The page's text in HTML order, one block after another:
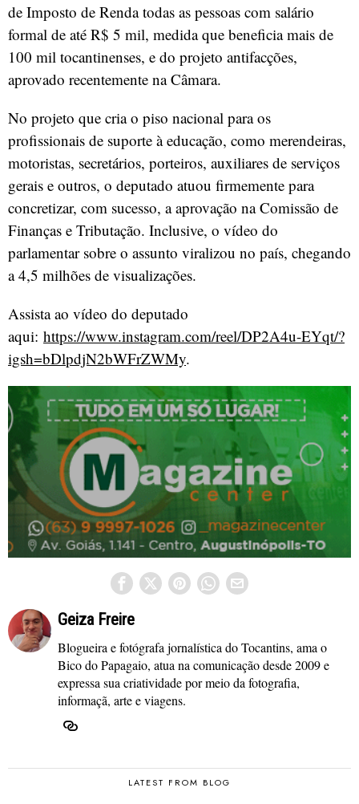
de Imposto de Renda todas as pessoas com salário
formal de até R$ 5 mil, medida que beneficia mais de
100 mil tocantinenses, e do projeto antifacções,
aprovado recentemente na Câmara.
No projeto que cria o piso nacional para os
profissionais de suporte à educação, como merendeiras,
motoristas, secretários, porteiros, auxiliares de serviços
gerais e outros, o deputado atuou firmemente para
concretizar, com sucesso, a aprovação na Comissão de
Finanças e Tributação. Inclusive, o vídeo do
parlamentar sobre o assunto viralizou no país, chegando
a 4,5 milhões de visualizações.
Assista ao vídeo do deputado
aqui: https://www.instagram.com/reel/DP2A4u-EYqt/?
igsh=bDlpdjN2bWFrZWMy.
Geiza Freire
Blogueira e fotógrafa jornalística do Tocantins, ama o
Bico do Papagaio, atua na comunicação desde 2009 e
expressa sua criatividade por meio da fotografia,
informaçã, arte e viagens.
LATEST FROM BLOG